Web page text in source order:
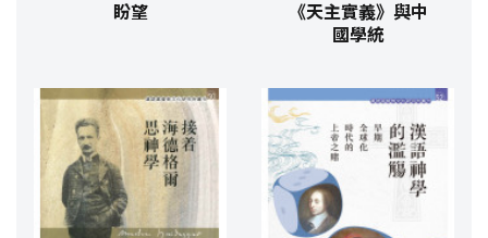
盼望
《天主實義》與中
國學統